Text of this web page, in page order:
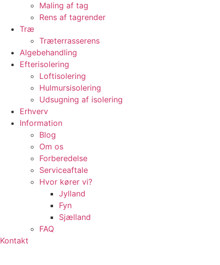
Maling af tag
Rens af tagrender
Træ
Træterrasserens
Algebehandling
Efterisolering
Loftisolering
Hulmursisolering
Udsugning af isolering
Erhverv
Information
Blog
Om os
Forberedelse
Serviceaftale
Hvor kører vi?
Jylland
Fyn
Sjælland
FAQ
Kontakt